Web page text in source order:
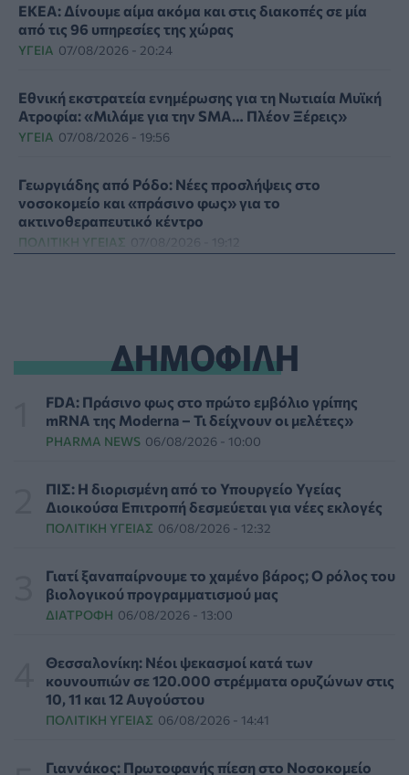
ΕΚΕΑ: Δίνουμε αίμα ακόμα και στις διακοπές σε μία
από τις 96 υπηρεσίες της χώρας
ΥΓΕΊΑ 07/08/2026 - 20:24
Εθνική εκστρατεία ενημέρωσης για τη Νωτιαία Μυϊκή
Ατροφία: «Μιλάμε για την SMA… Πλέον Ξέρεις»
ΥΓΕΊΑ 07/08/2026 - 19:56
Γεωργιάδης από Ρόδο: Νέες προσλήψεις στο
νοσοκομείο και «πράσινο φως» για το
ακτινοθεραπευτικό κέντρο
ΠΟΛΙΤΙΚΉ ΥΓΕΊΑΣ 07/08/2026 - 19:12
Τι μπορεί να μας διδάξει η νέα ταινία του Spider-Man
για την απώλεια και το πένθος
ΨΥΧΙΚΉ ΥΓΕΊΑ 07/08/2026 - 18:11
την ενίσχυση της βιοασφάλειας από το ΥΠΑΑΤ
ΕΠΙΚΑΙΡΌΤΗΤΑ 07/08/2026 - 17:42
και στα φάρμακα
ΥΓΕΊΑ 07/08/2026 - 17:17
μοιράστηκε επί τρία χρόνια τη μάχη της με σπάνιο
καρκίνο
ΕΠΙΚΑΙΡΌΤΗΤΑ 07/08/2026 - 16:41
αποτέλεσμα σύμφωνα με ειδικό στην παχυσαρκία
ΔΗΜΟΦΙΛΗ
FDA: Πράσινο φως στο πρώτο εμβόλιο γρίπης
mRNA της Moderna – Τι δείχνουν οι μελέτες»
PHARMA NEWS 06/08/2026 - 10:00
ΠΙΣ: Η διορισμένη από το Υπουργείο Υγείας
Διοικούσα Επιτροπή δεσμεύεται για νέες εκλογές
ΠΟΛΙΤΙΚΉ ΥΓΕΊΑΣ 06/08/2026 - 12:32
Γιατί ξαναπαίρνουμε το χαμένο βάρος; Ο ρόλος του
βιολογικού προγραμματισμού μας
ΔΙΑΤΡΟΦΉ 06/08/2026 - 13:00
Θεσσαλονίκη: Νέοι ψεκασμοί κατά των
κουνουπιών σε 120.000 στρέμματα ορυζώνων στις
10, 11 και 12 Αυγούστου
ΠΟΛΙΤΙΚΉ ΥΓΕΊΑΣ 06/08/2026 - 14:41
Γιαννάκος: Πρωτοφανής πίεση στο Νοσοκομείο